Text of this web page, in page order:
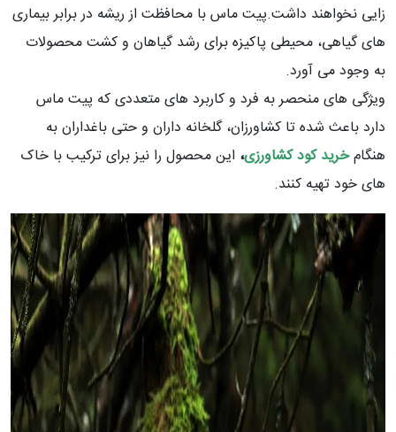
زایی نخواهند داشت.پیت ماس با محافظت از ریشه در برابر بیماری
های گیاهی، محیطی پاکیزه برای رشد گیاهان و کشت محصولات
به وجود می آورد.
ویژگی های منحصر به فرد و کاربرد های متعددی که پیت ماس
دارد باعث شده تا کشاورزان، گلخانه داران و حتی باغداران به
هنگامخرید کود کشاورزی، این محصول را نیز برای ترکیب با خاک
های خود تهیه کنند.